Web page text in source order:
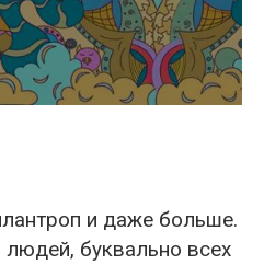
и даже больше.
буквально всех